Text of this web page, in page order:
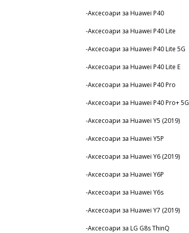
-Аксесоари за Huawei P40
-Аксесоари за Huawei P40 Lite
-Аксесоари за Huawei P40 Lite 5G
-Аксесоари за Huawei P40 Lite E
-Аксесоари за Huawei P40 Pro
-Аксесоари за Huawei P40 Pro+ 5G
-Аксесоари за Huawei Y5 (2019)
-Аксесоари за Huawei Y5P
-Аксесоари за Huawei Y6 (2019)
-Аксесоари за Huawei Y6P
-Аксесоари за Huawei Y6s
-Аксесоари за Huawei Y7 (2019)
-Аксесоари за LG G8s ThinQ